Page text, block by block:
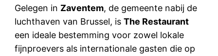
Gelegen in Zaventem, de gemeente nabij de
luchthaven van Brussel, isThe Restaurant
een ideale bestemming voor zowel lokale
fijnproevers als internationale gasten die op